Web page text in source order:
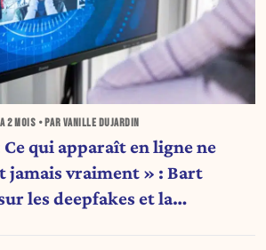
2 MOIS • PAR VANILLE DUJARDIN
Ce qui apparaît en ligne ne
jamais vraiment » : Bart
les deepfakes et la